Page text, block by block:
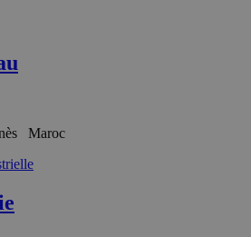
Maroc